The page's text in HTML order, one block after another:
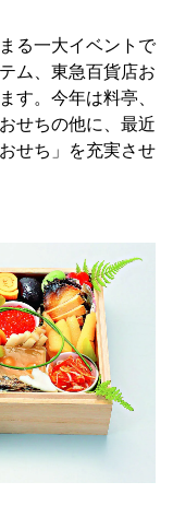
る一大イベントで
ム、東急百貨店お
す。今年は料亭、
せちの他に、最近
せち」を充実させ